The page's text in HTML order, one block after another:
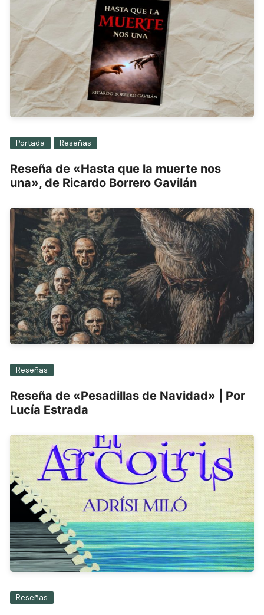
Portada Reseñas
Reseña de «Hasta que la muerte nos
una», de Ricardo Borrero Gavilán
Reseñas
Reseña de «Pesadillas de Navidad» | Por
Lucía Estrada
Reseñas